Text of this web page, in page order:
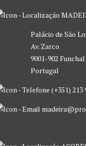
Palácio de São
Av. Zarco
9001-902 Funchal
Portugal
(+351) 213